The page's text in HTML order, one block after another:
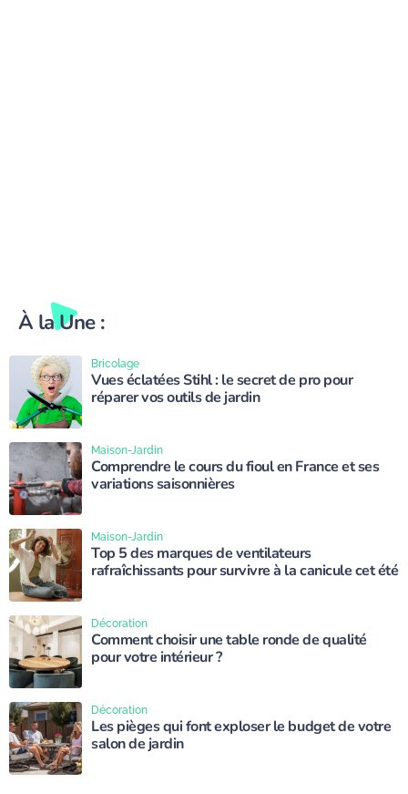
À la Une :
Vues éclatées Stihl : le secret de pro pour
réparer vos outils de jardin
Bricolage
Comprendre le cours du fioul en France et ses
variations saisonnières
Maison-Jardin
Top 5 des marques de ventilateurs
rafraîchissants pour survivre à la canicule cet été
Maison-Jardin
Comment choisir une table ronde de qualité
pour votre intérieur ?
Décoration
Les pièges qui font exploser le budget de votre
salon de jardin
Décoration